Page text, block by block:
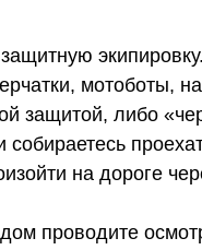
мотоботы,
защитой, либо
на дороге
проводите